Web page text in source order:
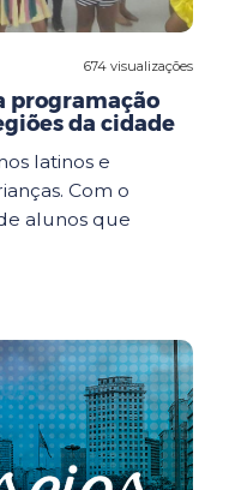
674 visualizações
programação
da cidade
latinos e
Com o
alunos que